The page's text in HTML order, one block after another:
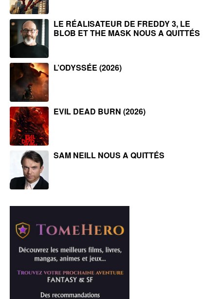
LE RÉALISATEUR DE FREDDY 3, LE
BLOB ET THE MASK NOUS A QUITTÉS
L’ODYSSÉE (2026)
EVIL DEAD BURN (2026)
SAM NEILL NOUS A QUITTÉS